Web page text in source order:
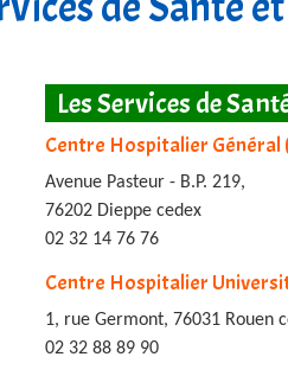
Les Services de
Centre Hospitalier Général
Avenue Pasteur - B.P. 219,
76202 Dieppe cedex
02 32 14 76 76
Centre Hospitalier
1, rue Germont, 76031 Rouen
02 32 88 89 90